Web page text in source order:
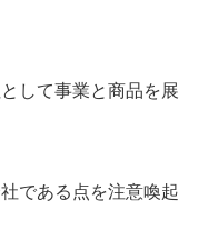
して事業と商品を展
である点を注意喚起